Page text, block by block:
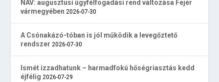
NAV: augusztusi ügyfélfogadási rend változása Fejér
vármegyében 2026-07-30
A Csónakázó-tóban is jól működik a levegőztető
rendszer 2026-07-30
Ismét izzadhatunk – harmadfokú hőségriasztás kedd
éjfélig 2026-07-29